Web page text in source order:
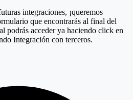
integraciones, ¡queremos
que encontrarás al final del
podrás acceder ya haciendo click en
Integración con terceros.